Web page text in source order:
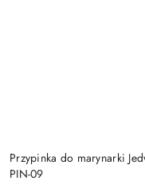
Przypinka do marynarki
PIN-09